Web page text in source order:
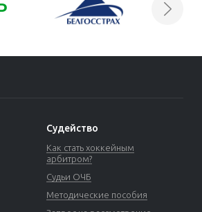
Судейство
Как стать хоккейным
арбитром?
Судьи ОЧБ
Методические пособия